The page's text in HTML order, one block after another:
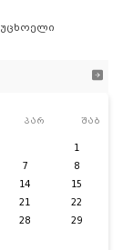
უცხოელი
პარ შაბ
1
7
8
14
15
21
22
28
29